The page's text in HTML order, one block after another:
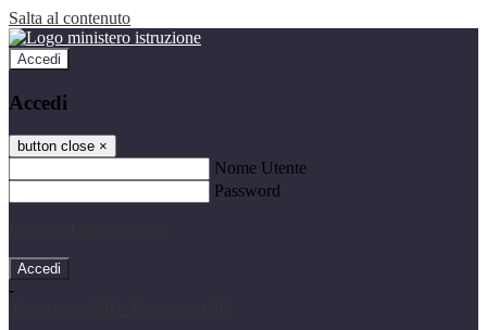
Salta al contenuto
Accedi
Accedi
button close ×
Nome Utente
Password
-